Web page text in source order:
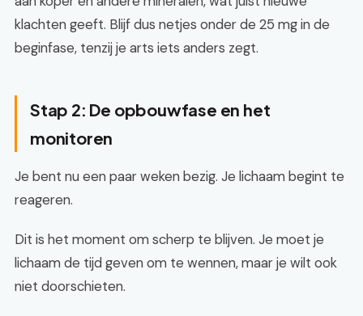
klachten geeft. Blijf dus netjes onder de 25 mg in de
beginfase, tenzij je arts iets anders zegt.
Stap 2: De opbouwfase en het
monitoren
Je bent nu een paar weken bezig. Je lichaam begint te
reageren.
Dit is het moment om scherp te blijven. Je moet je
lichaam de tijd geven om te wennen, maar je wilt ook
niet doorschieten.